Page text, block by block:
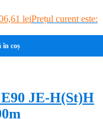
leiPrețul curent este:
în coș
JE-H(St)H